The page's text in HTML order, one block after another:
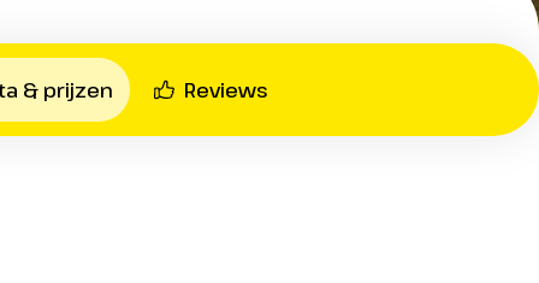
& prijzen Reviews
2 en 3
met bad of douche en toilet